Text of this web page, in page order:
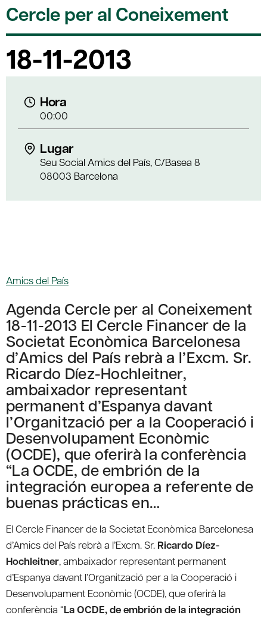
Cercle per al Coneixement
18-11-2013
Hora
00:00
Lugar
Seu Social Amics del País, C/Basea 8
08003 Barcelona
Amics del País
Agenda Cercle per al Coneixement
18-11-2013 El Cercle Financer de la
Societat Econòmica Barcelonesa
d’Amics del País rebrà a l’Excm. Sr.
Ricardo Díez-Hochleitner,
ambaixador representant
permanent d’Espanya davant
l’Organització per a la Cooperació i
Desenvolupament Econòmic
(OCDE), que oferirà la conferència
“La OCDE, de embrión de la
integración europea a referente de
buenas prácticas en…
El Cercle Financer de la Societat Econòmica Barcelonesa
d’Amics del País rebrà a l’Excm. Sr. Ricardo Díez-
Hochleitner, ambaixador representant permanent
d’Espanya davant l’Organització per a la Cooperació i
Desenvolupament Econòmic (OCDE), que oferirà la
conferència “La OCDE, de embrión de la integración